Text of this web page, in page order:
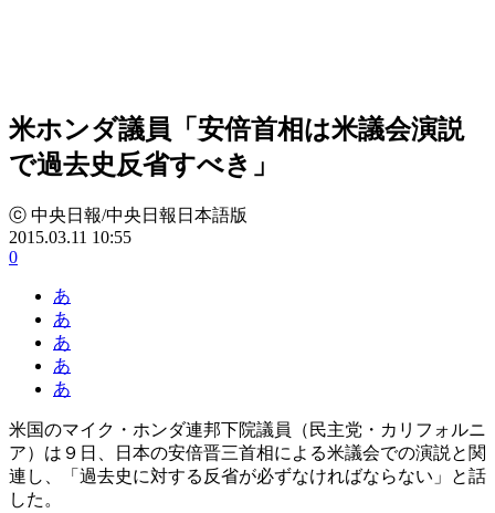
米ホンダ議員「安倍首相は米議会演説
で過去史反省すべき」
ⓒ 中央日報/中央日報日本語版
2015.03.11 10:55
0
あ
あ
あ
あ
あ
米国のマイク・ホンダ連邦下院議員（民主党・カリフォルニ
ア）は９日、日本の安倍晋三首相による米議会での演説と関
連し、「過去史に対する反省が必ずなければならない」と話
した。